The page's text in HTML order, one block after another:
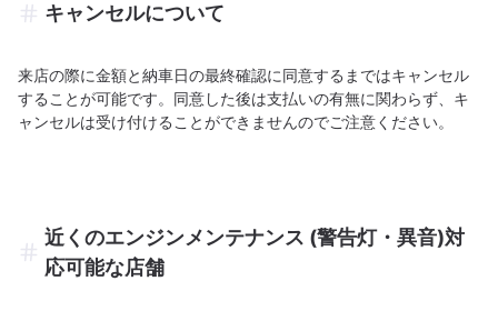
キャンセルについて
来店の際に金額と納車日の最終確認に同意するまではキャンセル
することが可能です。同意した後は支払いの有無に関わらず、キ
ャンセルは受け付けることができませんのでご注意ください。
近くのエンジンメンテナンス (警告灯・異音)対
応可能な店舗